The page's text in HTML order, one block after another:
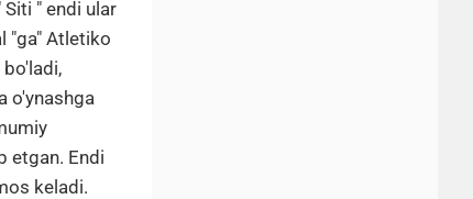
" endi ular
"ga" Atletiko
o'ynashga
etgan. Endi
keladi.